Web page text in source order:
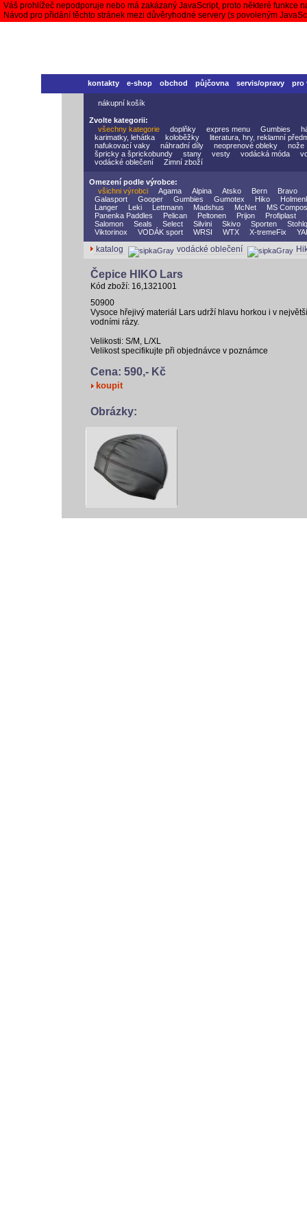
Váš prohlížeč nepodporuje nebo má zakázaný JavaScript, proto některé funkce
Návod pro přidání těchto stránek mezi důvěryhodné servery (s povoleným
kontakty e-shop obchod půjčovna servis/opravy pro
nákupní košík
Zvolte kategorii:
všechny kategorie
doplňky expres menu Gumbies
karimatky, lehátka
koloběžky
literatura, hry, reklamní
nafukovací vaky
náhradní díly neoprenové obleky
nože
špricky a šprickobundy
stany vesty vodácká móda
vodácké oblečení
Zimní zboží
Omezení podle výrobce:
všichni výrobci
Agama Alpina Atsko Bern
Bravo
Galasport
Gooper Gumbies Gumotex Hiko
Langer
Leki Lettmann Madshus McNet
MS
Panenka Paddles
Pelican Peltonen Prijon Profiplast
Salomon
Seals Select Silvini Skivo Sporten
Viktorinox
VODÁK sport WRSI WTX X-tremeFix
katalog vodácké oblečení
Čepice HIKO Lars
Kód zboží: 16,1321001
50900
Vysoce hřejivý materiál Lars udrží hlavu horkou i v
vodními rázy.
Velikosti: S/M, L/XL
Velikost specifikujte při objednávce v poznámce
Cena: 590,- Kč
koupit
Obrázky: